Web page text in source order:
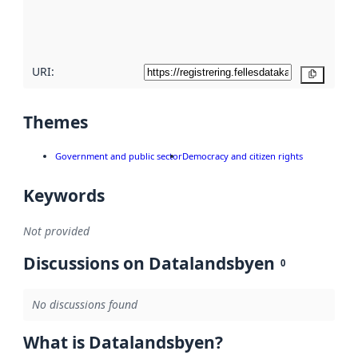
URI:
Themes
Government and public sectorDemocracy and citizen rights
Keywords
Not provided
Discussions on Datalandsbyen 0
No discussions found
What is Datalandsbyen?